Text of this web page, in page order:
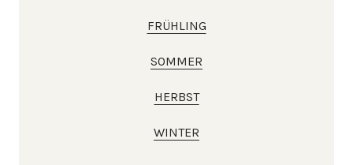
FRÜHLING
SOMMER
HERBST
WINTER